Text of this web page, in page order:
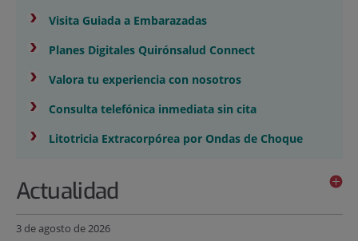
› Visita Guiada a Embarazadas
› Planes Digitales Quirónsalud Connect
› Valora tu experiencia con nosotros
› Consulta telefónica inmediata sin cita
› Litotricia Extracorpórea por Ondas de Choque
Actualidad
Número
3 de agosto de 2026